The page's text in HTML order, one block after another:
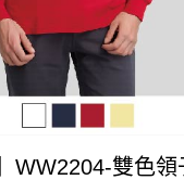
WW2204-雙色